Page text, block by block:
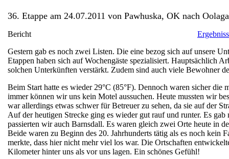
36. Etappe am 24.07.2011 von Pawhuska, OK nach
Bericht
Gestern gab es noch zwei Listen. Die eine bezog sich auf unsere
Etappen haben sich auf Wochengäste spezialisiert. Hauptsächlich
solchen Unterkünften verstärkt. Zudem sind auch viele Bewohner
Beim Start hatte es wieder 29°C (85°F). Dennoch waren sicher
immer können wir uns kein Motel aussuchen. Heute mussten wir
war allerdings etwas schwer für Betreuer zu sehen, da sie auf der
Auf der heutigen Strecke ging es wieder gut rauf und runter. Es
passierten wir auch Barnsdall. Es waren gleich zwei Orte heute in
Beide waren zu Beginn des 20. Jahrhunderts tätig als es noch kein
merkte, dass hier nicht mehr viel los war. Die Ortschaften
Kilometer hinter uns als vor uns lagen. Ein schönes Gefühl!